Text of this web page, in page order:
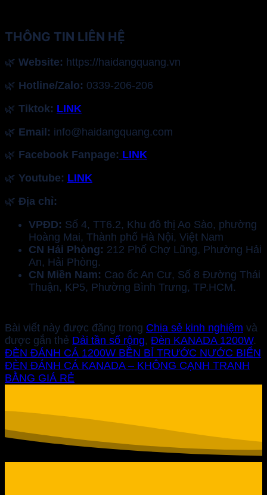
THÔNG TIN LIÊN HỆ
🌿 Website: https://haidangquang.vn
🌿 Hotline/Zalo: 0339-206-206
🌿 Tiktok: LINK
🌿 Email: info@haidangquang.com
🌿 Facebook Fanpage: LINK
🌿 Youtube: LINK
🌿 Địa chỉ:
VPĐD: Số 4, TT6.2, Khu đô thị Ao Sào, phường
Hoàng Mai, Thành phố Hà Nội, Việt Nam
CN Hải Phòng: 212 Phố Chợ Lũng, Phường Hải
An, Hải Phòng.
CN Miền Nam: Cao ốc An Cư, Số 8 Đường Thái
Thuận, KP5, Phường Bình Trưng, TP.HCM.
Bài viết này được đăng trong Chia sẻ kinh nghiệm và
được gắn thẻ Dải tần số rộng, Đèn KANADA 1200W.
ĐÈN ĐÁNH CÁ 1200W BỀN BỈ TRƯỚC NƯỚC BIỂN
ĐÈN ĐÁNH CÁ KANADA – KHÔNG CẠNH TRANH
BẰNG GIÁ RẺ